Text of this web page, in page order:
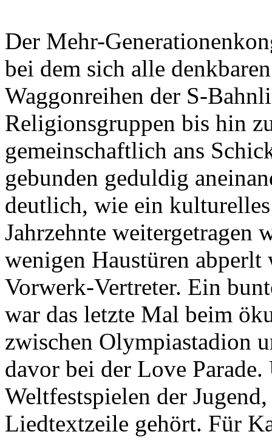
Der Mehr-
bei dem sich alle
Waggonreihen der S-
Religionsgruppen bis hin
gemeinschaftlich ans
gebunden geduldig
deutlich, wie ein
Jahrzehnte weitergetragen
wenigen Haustüren abperlt
Vorwerk-Vertreter. Ein
war das letzte Mal beim
zwischen Olympiastadion
davor bei der Love
Weltfestspielen der
Liedtextzeile gehört. Für